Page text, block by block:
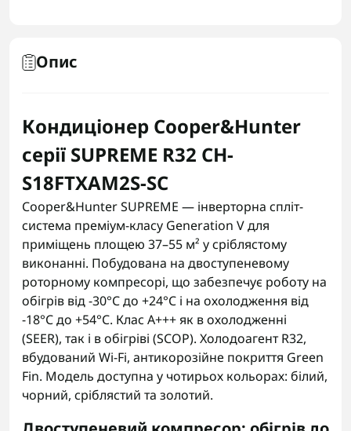
Опис
Кондиціонер Cooper&Hunter
серії SUPREME R32 CH-
S18FTXAM2S-SC
Cooper&Hunter SUPREME — інверторна спліт-
система преміум-класу Generation V для
приміщень площею 37–55 м² у сріблястому
виконанні. Побудована на двоступеневому
роторному компресорі, що забезпечує роботу на
обігрів від -30°C до +24°C і на охолодження від
-18°C до +54°C. Клас A+++ як в охолодженні
(SEER), так і в обігріві (SCOP). Холодоагент R32,
вбудований Wi-Fi, антикорозійне покриття Green
Fin. Модель доступна у чотирьох кольорах: білий,
чорний, сріблястий та золотий.